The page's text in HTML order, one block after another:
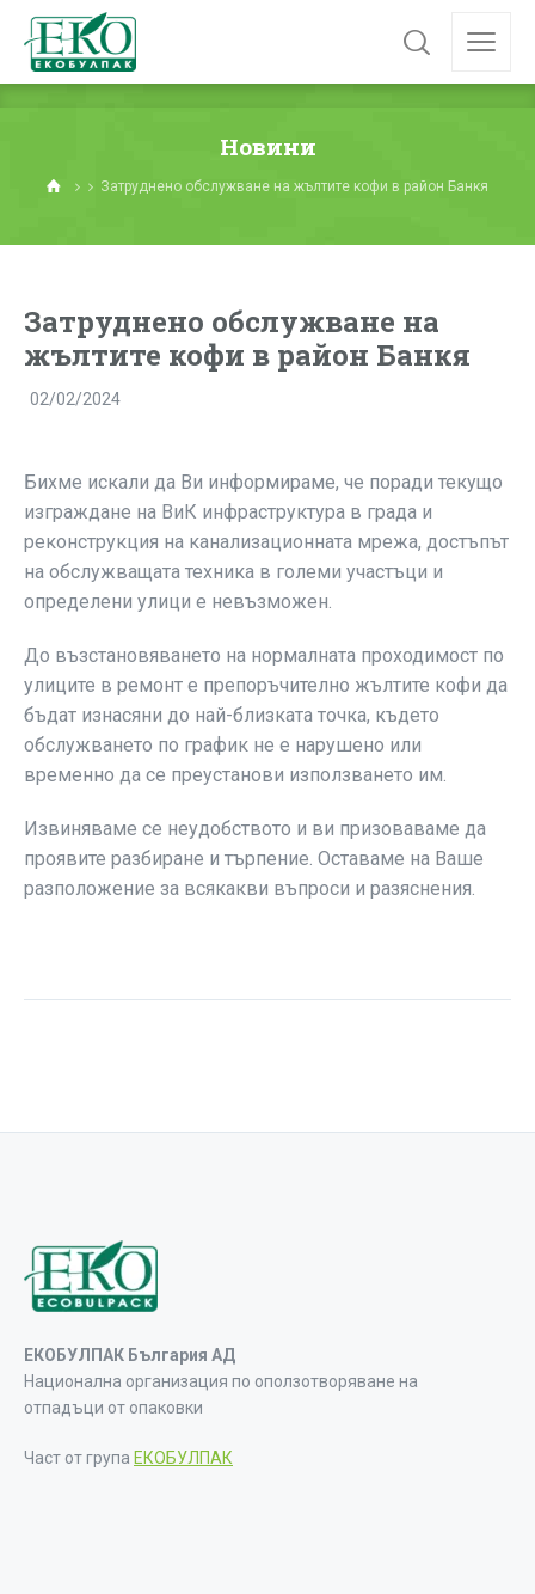
Новини
Затруднено обслужване на жълтите кофи в район Банкя
Затруднено обслужване на
жълтите кофи в район Банкя
02/02/2024
Бихме искали да Ви информираме, че поради текущо
изграждане на ВиК инфраструктура в града и
реконструкция на канализационната мрежа, достъпът
на обслужващата техника в големи участъци и
определени улици е невъзможен.
До възстановяването на нормалната проходимост по
улиците в ремонт е препоръчително жълтите кофи да
бъдат изнасяни до най-близката точка, където
обслужването по график не е нарушено или
временно да се преустанови използването им.
Извиняваме се неудобството и ви призоваваме да
проявите разбиране и търпение. Оставаме на Ваше
разположение за всякакви въпроси и разяснения.
ЕКОБУЛПАК България АД
Национална организация по оползотворяване на
отпадъци от опаковки
Част от група ЕКОБУЛПАК